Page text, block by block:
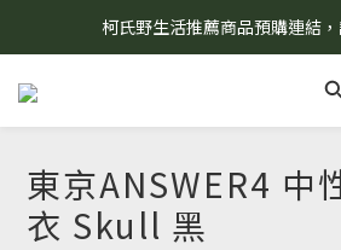
8/7 當天暫停開放工作室
柯氏野生活推薦商品預購連結，
8/7 當天暫停開放工作室。
東京ANSWER4 中
衣 Skull 黑